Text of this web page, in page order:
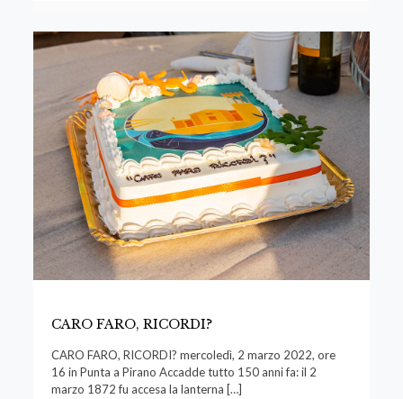
CARO FARO, RICORDI?
CARO FARO, RICORDI? mercoledì, 2 marzo 2022, ore
16 in Punta a Pirano Accadde tutto 150 anni fa: il 2
marzo 1872 fu accesa la lanterna […]